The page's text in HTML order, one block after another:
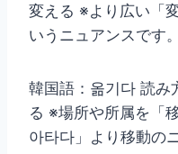
変える ※より広い「
いうニュアンスです。
韓国語：옮기다 読み
る ※場所や所属を「
아타다」より移動の